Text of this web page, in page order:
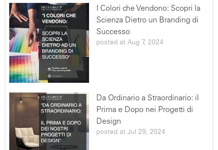
I Colori che Vendono: Scopri la
Scienza Dietro un Branding di
Successo
posted at Aug 7, 2024
Da Ordinario a Straordinario: il
Prima e Dopo nei Progetti di
Design
posted at Jul 29, 2024